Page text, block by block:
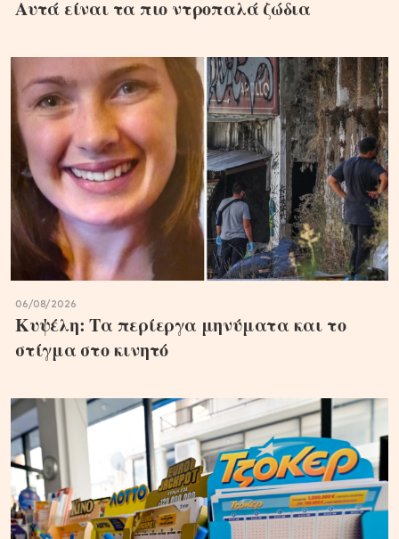
Αυτά είναι τα πιο ντροπαλά ζώδια
06/08/2026
Κυψέλη: Τα περίεργα μηνύματα και το
στίγμα στο κινητό